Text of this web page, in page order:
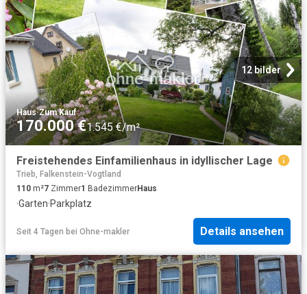
12 bilder
Haus·Zum Kauf
170.000 €1.545 €/m²
Freistehendes Einfamilienhaus in idyllischer Lage
Trieb, Falkenstein-Vogtland
110 m²7 Zimmer1 BadezimmerHaus
·Garten·Parkplatz
Seit 4 Tagen bei Ohne-makler Details ansehen